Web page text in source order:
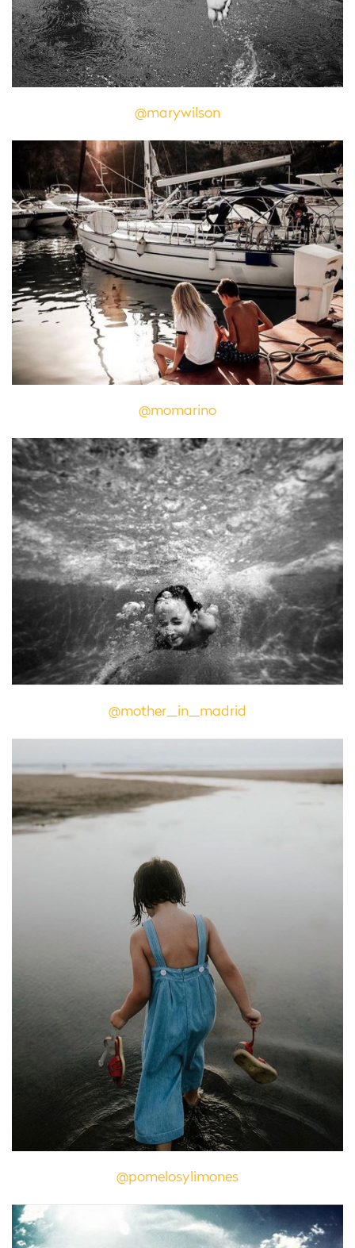
@marywilson
@momarino
@mother_in_madrid
@pomelosylimones